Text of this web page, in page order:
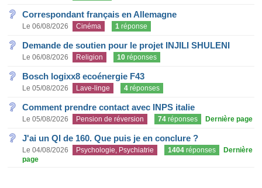
Correspondant français en Allemagne
Le 06/08/2026 Cinéma 1 réponse
Demande de soutien pour le projet INJILI SHULENI
Le 06/08/2026 Religion 10 réponses
Bosch logixx8 ecoénergie F43
Le 05/08/2026 Lave-linge 4 réponses
Comment prendre contact avec INPS italie
Le 05/08/2026 Pension de réversion 74 réponses Dernière page
J'ai un QI de 160. Que puis je en conclure ?
Le 04/08/2026 Psychologie, Psychiatrie 1404 réponses
Dernière
page